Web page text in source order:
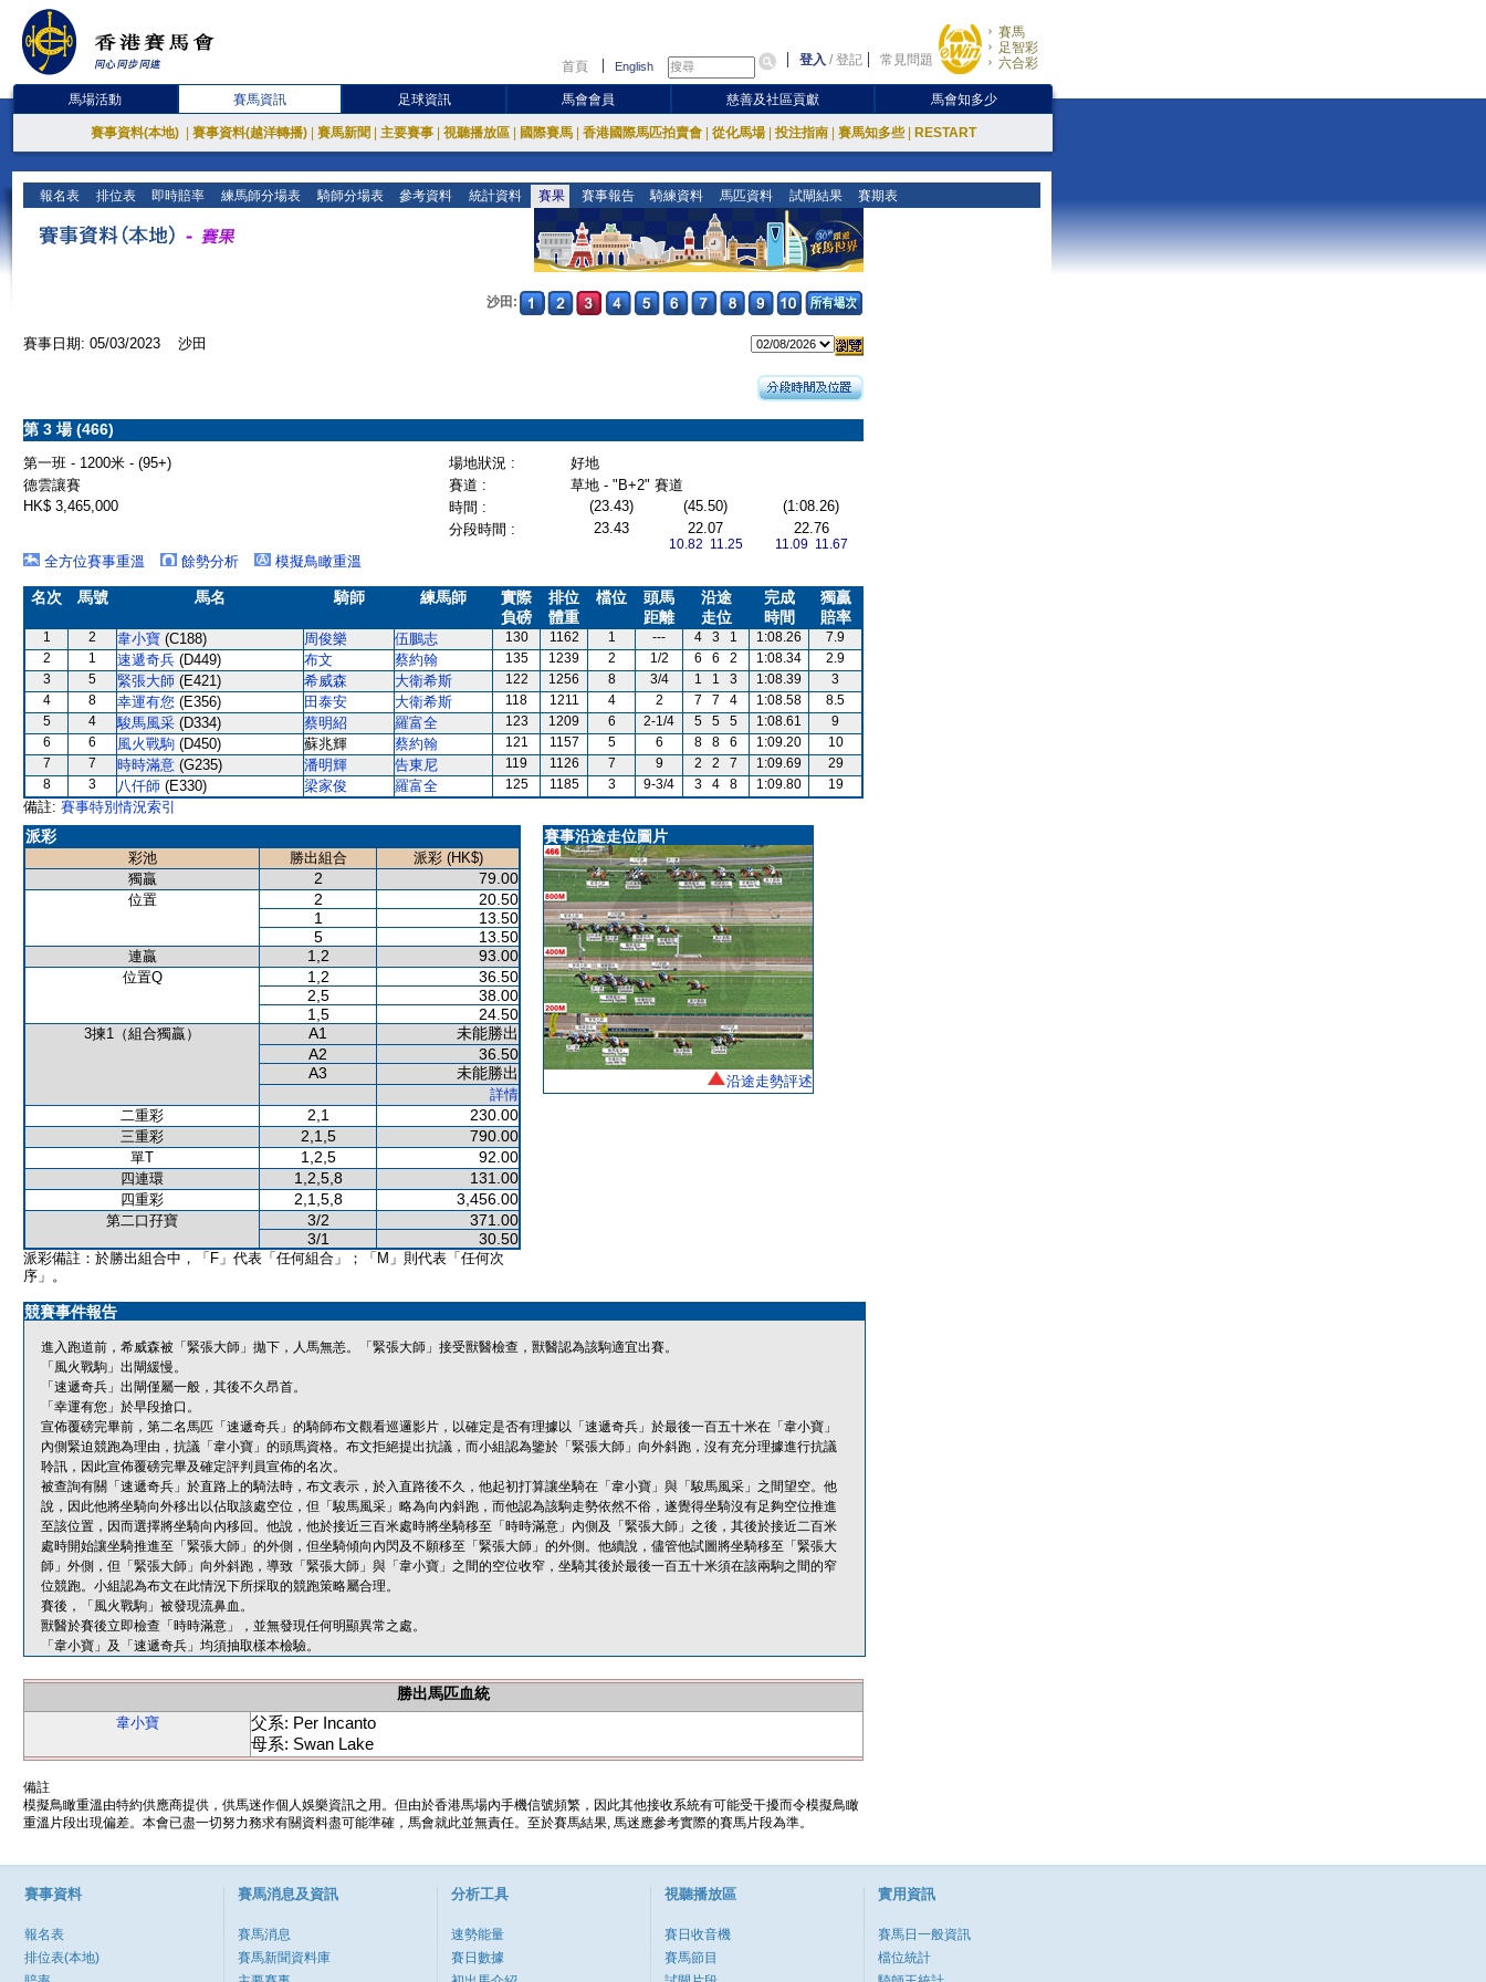
首頁 English 登入 /登記 常見問題
賽馬
足智彩
六合彩
馬場活動 賽馬資訊 足球資訊 馬會會員 慈善及社區貢獻 馬會知多少
賽事資料(本地) 賽事資料(越洋轉播) 賽馬新聞 主要賽事 視聽播放區 國際賽馬 香港國際馬匹拍賣會 從化馬場 投注指南 賽馬知多些 RESTART
報名表 排位表 即時賠率 練馬師分場表 騎師分場表 參考資料 統計資料 賽果 賽事報告 騎練資料 馬匹資料 試閘結果 賽期表
沙田:
賽事日期: 05/03/2023 沙田
第 3 場 (466)
第一班 - 1200米 - (95+) 場地狀況 :
好地
德雲讓賽
賽道 :
草地 - "B+2" 賽道
HK$ 3,465,000
時間 : (23.43) (45.50)
(1:08.26)
分段時間 :
23.43 22.07
10.82 11.25
22.76
11.09 11.67
全方位賽事重溫 餘勢分析 模擬鳥瞰重溫
名次 馬號 馬名 騎師 練馬師
實際
負磅
排位
體重
檔位
頭馬
距離
沿途
走位
完成
時間
獨贏
賠率
1 2 韋小寶 (C188) 周俊樂 伍鵬志 130 1162 1 --- 4 3 1 1:08.26
7.9
2
1 速遞奇兵 (D449) 布文 蔡約翰 135 1239 2 1/2 6 6 2 1:08.34
2.9
3
5 緊張大師 (E421) 希威森 大衛希斯 122 1256 8 3/4 1 1 3 1:08.39
3
4
8 幸運有您 (E356) 田泰安 大衛希斯 118 1211 4 2 7 7 4 1:08.58
8.5
5
4 駿馬風采 (D334) 蔡明紹 羅富全 123 1209 6 2-1/4 5 5 5 1:08.61
9
6
6 風火戰駒 (D450) 蘇兆輝 蔡約翰 121 1157 5 6 8 8 6 1:09.20
10
7
7 時時滿意 (G235) 潘明輝 告東尼 119 1126 7 9 2 2 7 1:09.69
29
8
3 八仟師 (E330) 梁家俊 羅富全 125 1185 3 9-3/4 3 4 8 1:09.80 19
備註: 賽事特別情況索引
派彩
彩池 勝出組合
派彩 (HK$)
獨贏
2 79.00
位置 2
20.50
1
13.50
5
13.50
連贏 1,2 93.00
位置Q 1,2
36.50
2,5
38.00
1,5
24.50
3揀1（組合獨贏） A1
未能勝出
A2
36.50
A3
未能勝出
詳情
二重彩
2,1 230.00
三重彩 2,1,5 790.00
單T 1,2,5 92.00
四連環 1,2,5,8 131.00
四重彩 2,1,5,8 3,456.00
第二口孖寶 3/2
371.00
3/1
30.50
派彩備註：於勝出組合中，「F」代表「任何組合」；「M」則代表「任何次
序」。
賽事沿途走位圖片
沿途走勢評述
競賽事件報告
進入跑道前，希威森被「緊張大師」拋下，人馬無恙。「緊張大師」接受獸醫檢查，獸醫認為該駒適宜出賽。
「風火戰駒」出閘緩慢。
「速遞奇兵」出閘僅屬一般，其後不久昂首。
「幸運有您」於早段搶口。
宣佈覆磅完畢前，第二名馬匹「速遞奇兵」的騎師布文觀看巡邏影片，以確定是否有理據以「速遞奇兵」於最後一百五十米在「韋小寶」
內側緊迫競跑為理由，抗議「韋小寶」的頭馬資格。布文拒絕提出抗議，而小組認為鑒於「緊張大師」向外斜跑，沒有充分理據進行抗議
聆訊，因此宣佈覆磅完畢及確定評判員宣佈的名次。
被查詢有關「速遞奇兵」於直路上的騎法時，布文表示，於入直路後不久，他起初打算讓坐騎在「韋小寶」與「駿馬風采」之間望空。他
說，因此他將坐騎向外移出以佔取該處空位，但「駿馬風采」略為向內斜跑，而他認為該駒走勢依然不俗，遂覺得坐騎沒有足夠空位推進
至該位置，因而選擇將坐騎向內移回。他說，他於接近三百米處時將坐騎移至「時時滿意」內側及「緊張大師」之後，其後於接近二百米
處時開始讓坐騎推進至「緊張大師」的外側，但坐騎傾向內閃及不願移至「緊張大師」的外側。他續說，儘管他試圖將坐騎移至「緊張大
師」外側，但「緊張大師」向外斜跑，導致「緊張大師」與「韋小寶」之間的空位收窄，坐騎其後於最後一百五十米須在該兩駒之間的窄
位競跑。小組認為布文在此情況下所採取的競跑策略屬合理。
賽後，「風火戰駒」被發現流鼻血。
獸醫於賽後立即檢查「時時滿意」，並無發現任何明顯異常之處。
「韋小寶」及「速遞奇兵」均須抽取樣本檢驗。
勝出馬匹血統
韋小寶
父系: Per Incanto
母系: Swan Lake
備註
模擬鳥瞰重溫由特約供應商提供，供馬迷作個人娛樂資訊之用。但由於香港馬場內手機信號頻繁，因此其他接收系統有可能受干擾而令模擬鳥瞰
重溫片段出現偏差。本會已盡一切努力務求有關資料盡可能準確，馬會就此並無責任。至於賽馬結果, 馬迷應參考實際的賽馬片段為準。
賽事資料
報名表
排位表(本地)
賽馬消息及資訊
賽馬消息
賽馬新聞資料庫
分析工具
速勢能量
賽日數據
視聽播放區
賽日收音機
賽馬節目
實用資訊
賽馬日一般資訊
檔位統計